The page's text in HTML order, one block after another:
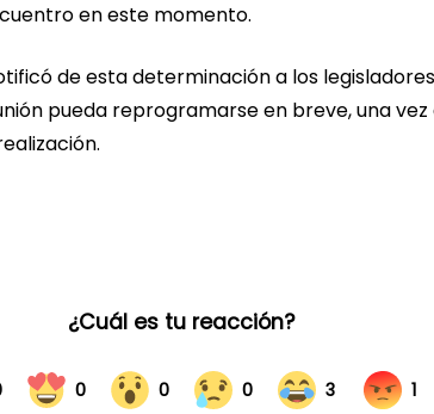
en este momento.
de esta determinación a los
pueda reprogramarse en breve, una